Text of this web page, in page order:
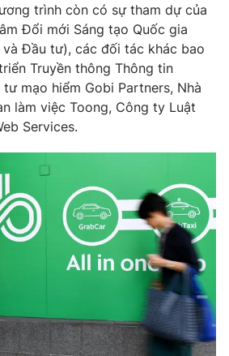
Podcast
Infographic
Shorts video
VTV Thể thao
Bất động sản
Vươn mình bằng AI
trình còn có sự tham dự của
Đổi mới Sáng tạo Quốc gia
và Đầu tư), các đối tác khác bao
Truyền thông Thông tin
mạo hiểm Gobi Partners, Nhà
làm việc Toong, Công ty Luật
Services.